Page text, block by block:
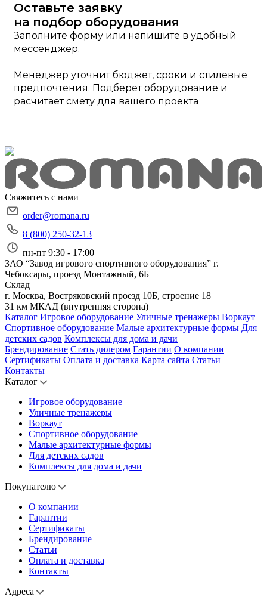
Оставьте заявку
на подбор оборудования
Заполните форму или напишите в удобный
мессенджер.
Менеджер уточнит бюджет, сроки и стилевые
предпочтения. Подберет оборудование и
расчитает смету для вашего проекта
Свяжитесь с нами
order@romana.ru
8 (800) 250-32-13
пн-пт 9:30 - 17:00
ЗАО “Завод игрового спортивного оборудования” г.
Чебоксары, проезд Монтажный, 6Б
Склад
г. Москва, Востряковский проезд 10Б, строение 18
31 км МКАД (внутренняя сторона)
Каталог Игровое оборудование Уличные тренажеры Воркаут
Спортивное оборудование Малые архитектурные формы Для
детских садов Комплексы для дома и дачи
Брендирование Стать дилером Гарантии О компании
Сертификаты Оплата и доставка Карта сайта Статьи
Контакты
Каталог
Игровое оборудование
Уличные тренажеры
Воркаут
Спортивное оборудование
Малые архитектурные формы
Для детских садов
Комплексы для дома и дачи
Покупателю
О компании
Гарантии
Сертификаты
Брендирование
Статьи
Оплата и доставка
Контакты
Адреса